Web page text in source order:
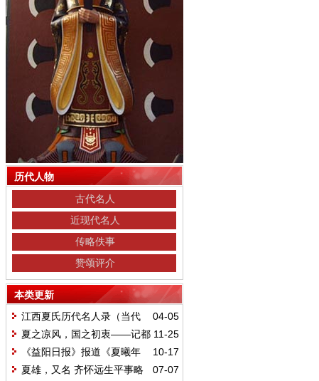
历代人物
古代名人
近现代名人
传略佚事
赞颂评介
本类更新
04-05
江西夏氏历代名人录（当代
部分）
11-25
夏之凉风，国之初衷——记都
昌县退休教师夏国初
10-17
《益阳日报》报道《夏曦年
谱》出版消息
07-07
夏雄，又名 齐怀远生平事略